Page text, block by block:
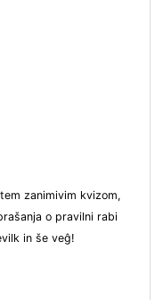
zanimivim kvizom,
o pravilni rabi
in še veĝ!